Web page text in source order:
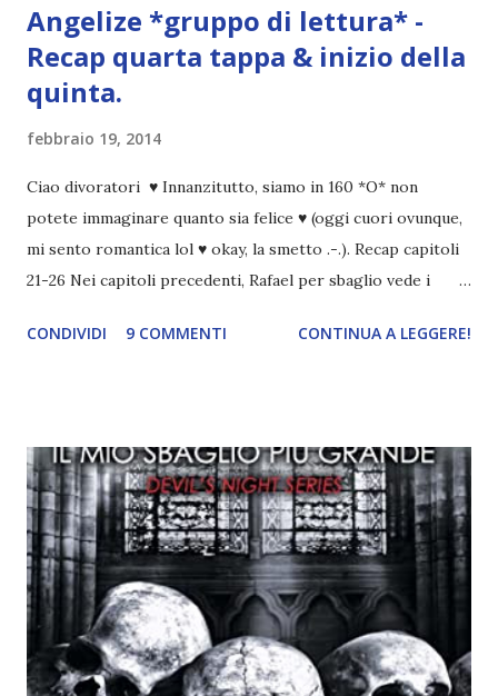
Angelize *gruppo di lettura* -
Recap quarta tappa & inizio della
quinta.
febbraio 19, 2014
Ciao divoratori ♥ Innanzitutto, siamo in 160 *O* non
potete immaginare quanto sia felice ♥ (oggi cuori ovunque,
mi sento romantica lol ♥ okay, la smetto .-.). Recap capitoli
21-26 Nei capitoli precedenti, Rafael per sbaglio vede i
incontrano e Hesediel mostra loro come combattere i puri.
angelo puro, Elemiah. Ma, a differenza di cosa pensano,
l'angelo non ha intenzione di fare una strage, piuttosto è lì
per avvertili che Mikael non è più "l'angelo puro" che
credono e che potrebbe aver ucciso altri mezzi angeli, tipo
Rafael. A quelle parole, Haniel seguito da altri ibridi, si reca
nell'appartamento, senza risultati. Infine cercano nella
chiesetta. Lì trovano Rafael alle prese con gli angeli puri,
ma questa volta ...
CONDIVIDI 9 COMMENTI CONTINUA A LEGGERE!